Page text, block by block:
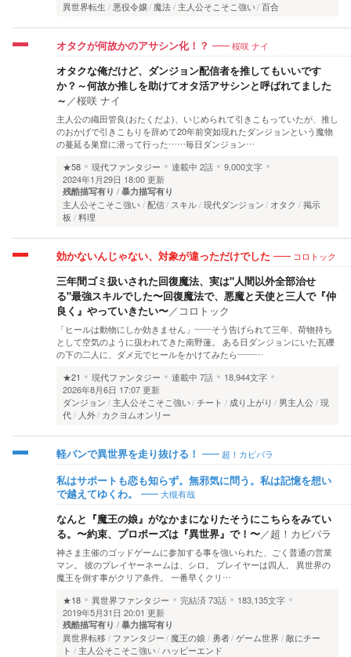
異世界転生 悪役令嬢 魔法 主人公そこそこ強い 百合
オタクが何故かのアサシン化！？ 桜咲 ナイ
オタクな俺だけど、ダンジョン配信者を推してもいいです
か？～何故か推しを助けてオタ活アサシンと呼ばれてました
～ ／桜咲 ナイ
主人公の織田管良(おたくだよ)、いじめられて引きこもっていたが、推し
のおかげで引きこもりを辞めて20年前突如現れたダンジョンという魔物
の蔓延る巣窟に潜って行った……毎日ダンジョン…
★58
現代ファンタジー 連載中 2話
9,000文字
2024年1月29日 18:00 更新
残酷描写有り 暴力描写有り
主人公そこそこ強い 配信 スキル 現代ダンジョン オタク
掲示
板
料理
効かないんじゃない、対象が違っただけでした コロトック
三年間ゴミ扱いされた回復魔法、実は"人間以外全部治せ
る"最強スキルでした〜回復魔法で、悪魔と天使と三人で『仲
良く』やっていきたい〜／ コロトック
「ヒールは動物にしか効きません」――そう告げられて三年、荷物持ち
として空気のように扱われてきた南野蓮。 ある日ダンジョンにいた瓦礫
の下の二人に、ダメ元でヒールをかけてみたら――…
★21
現代ファンタジー 連載中 7話
18,944文字
2026年8月6日 17:07 更新
ダンジョン
主人公そこそこ強い チート 成り上がり 男主人公 現
代
人外 カクヨムオンリー
軽バンで異世界を走り抜ける！ 超！カピバラ
私はサポートも恋も知らず。無邪気に問う。私は記憶を想い
で越えてゆくわ。
大槻有哉
なんと『魔王の娘』がなかまになりたそうにこちらをみてい
る。〜約束、プロポーズは『異世界』で！〜／超！カピバラ
神さま主催のゴッドゲームに参加する事を強いられた、ごく普通の営業
マン。 彼のプレイヤーネームは、シロ。 プレイヤーは四人。 異世界の
魔王を倒す事がクリア条件。 一番早くクリ…
★18
異世界ファンタジー 完結済73話
183,135文字
2019年5月31日 20:01 更新
残酷描写有り 暴力描写有り
異世界転移 ファンタジー 魔王の娘 勇者 ゲーム世界
敵にチー
ト
主人公そこそこ強い ハッピーエンド